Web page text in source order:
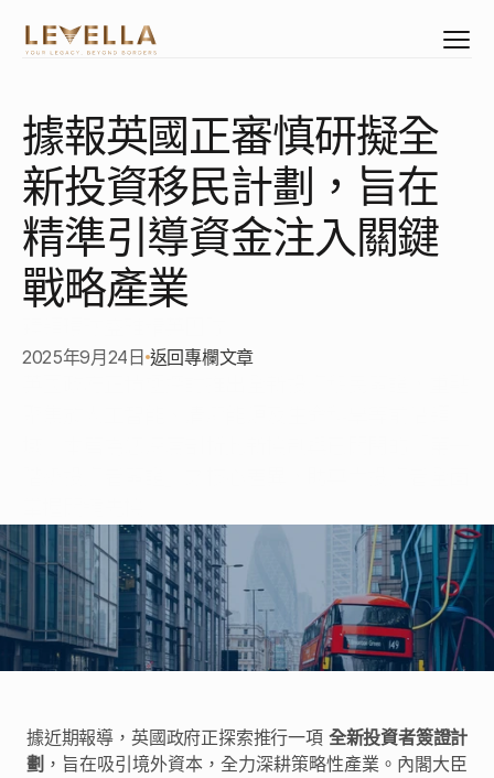
聯絡我們
Select Language
Mandarin
資產配置
公民身份
居留權益
臻選物業
創立專屬企業
據報英國正審慎研擬全
新投資移民計劃，旨在
精準引導資金注入關鍵
戰略產業
2025年9月24日 返回專欄文章
據近期報導，英國政府正探索推行一項 全新投資者簽證計
劃 ，旨在吸引境外資本，全力深耕策略性產業。內閣大臣